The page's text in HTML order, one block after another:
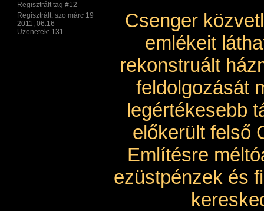
Regisztrált tag #12
Regisztrált: szo márc 19
2011, 06:16
Üzenetek: 131
Csenger
emlékeit
rekonstruált
feldolgozását
legértékesebb
előkerült felső
Említésre
ezüstpénzek és